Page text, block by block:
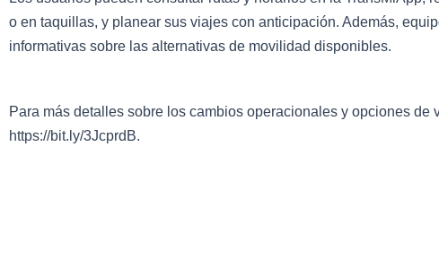
o en taquillas, y planear sus viajes con anticipación. Además,
informativas sobre las alternativas de movilidad disponibles.
Para más detalles sobre los cambios operacionales y opciones de
https://bit.ly/3JcprdB.